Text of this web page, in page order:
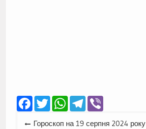
Facebook
TwitterWhatsApp
Telegram
Viber
Навігація
Гороскоп на 19 серпня 2024 року